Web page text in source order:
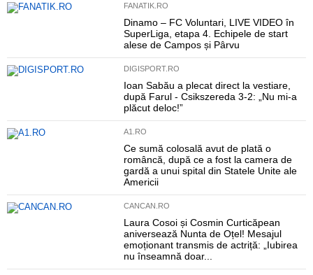
FANATIK.RO
Dinamo – FC Voluntari, LIVE VIDEO în
SuperLiga, etapa 4. Echipele de start
alese de Campos și Pârvu
DIGISPORT.RO
Ioan Sabău a plecat direct la vestiare,
după Farul - Csikszereda 3-2: „Nu mi-a
plăcut deloc!”
A1.RO
Ce sumă colosală avut de plată o
româncă, după ce a fost la camera de
gardă a unui spital din Statele Unite ale
Americii
CANCAN.RO
Laura Cosoi și Cosmin Curticăpean
aniversează Nunta de Oțel! Mesajul
emoționant transmis de actriță: „Iubirea
nu înseamnă doar...